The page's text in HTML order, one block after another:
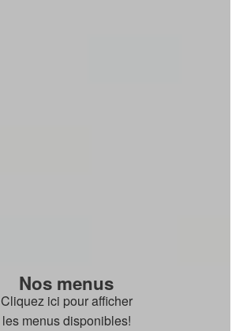
Nos menus
Cliquez ici pour afficher
les menus disponibles!